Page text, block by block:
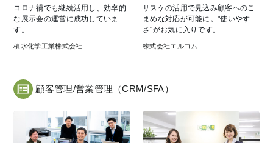
コロナ禍でも継続活用し、効率的
な展示会の運営に成功していま
す。
積水化学工業株式会社
サスケの活用で見込み顧客へのこ
まめな対応が可能に。"使いやす
さ"がお気に入りです。
株式会社エルコム
顧客管理/営業管理（CRM/SFA）